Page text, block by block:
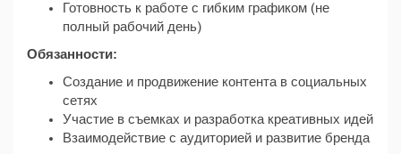
Готовность к работе с гибким графиком (не
полный рабочий день)
Обязанности:
Создание и продвижение контента в социальных
сетях
Участие в съемках и разработка креативных идей
Взаимодействие с аудиторией и развитие бренда